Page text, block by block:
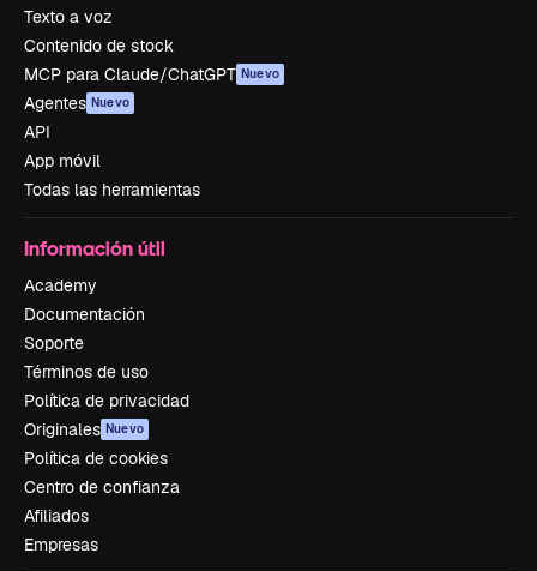
Texto a voz
Contenido de stock
MCP para Claude/ChatGPT Nuevo
Agentes Nuevo
API
App móvil
Todas las herramientas
Información útil
Academy
Documentación
Soporte
Términos de uso
Política de privacidad
Originales Nuevo
Política de cookies
Centro de confianza
Afiliados
Empresas